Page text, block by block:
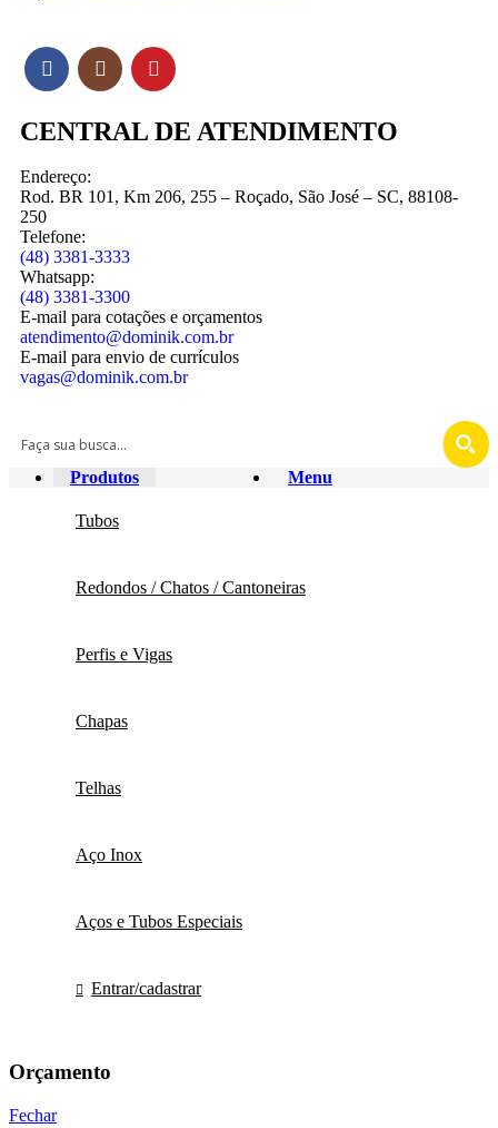
CENTRAL DE ATENDIMENTO
Endereço:
Rod. BR 101, Km 206, 255 – Roçado, São José – SC, 88108-
250
Telefone:
(48) 3381-3333
Whatsapp:
(48) 3381-3300
E-mail para cotações e orçamentos
atendimento@dominik.com.br
E-mail para envio de currículos
vagas@dominik.com.br
Produtos Menu
Tubos
Redondos / Chatos / Cantoneiras
Perfis e Vigas
Chapas
Telhas
Aço Inox
Aços e Tubos Especiais
Entrar/cadastrar
Orçamento
Fechar